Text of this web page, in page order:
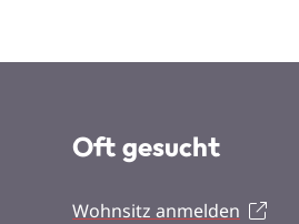
Oft gesucht
Wohnsitz anmelden